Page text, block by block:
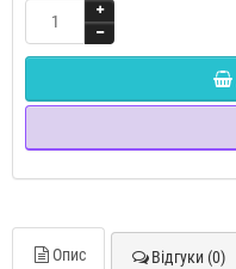
Опис Відгуки (0)